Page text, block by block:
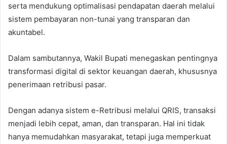
serta mendukung optimalisasi pendapatan daerah melalui
sistem pembayaran non-tunai yang transparan dan
akuntabel.
Dalam sambutannya, Wakil Bupati menegaskan pentingnya
transformasi digital di sektor keuangan daerah, khususnya
penerimaan retribusi pasar.
Dengan adanya sistem e-Retribusi melalui QRIS, transaksi
menjadi lebih cepat, aman, dan transparan. Hal ini tidak
hanya memudahkan masyarakat, tetapi juga memperkuat